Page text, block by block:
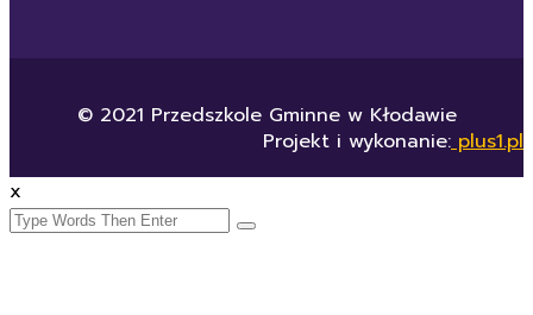
© 2021 Przedszkole Gminne w Kłodawie
Projekt i wykonanie: plus1.pl
x